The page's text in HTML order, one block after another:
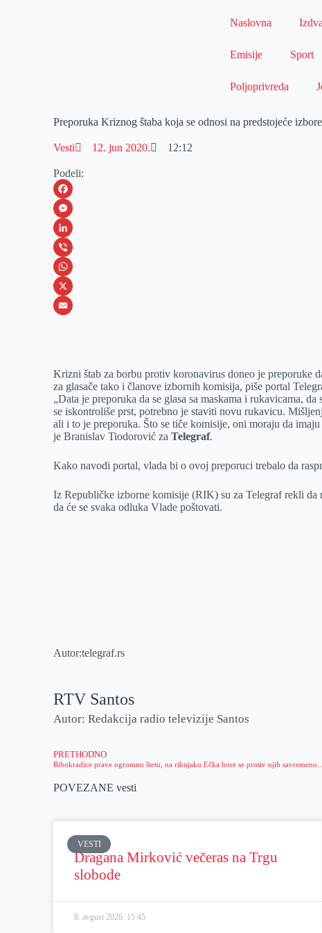
Naslovna
Emisije Sport
Poljoprivreda
Preporuka Kriznog štaba koja se odnosi na predstojeće izbore
Vesti 12. jun 2020. 12:12
Podeli:
F
a
c
e
b
o
M
e
s
s
e
r
L
i
n
k
n
V
i
b
W
h
A
p
p
X
i
l
Krizni štab za borbu protiv koronavirus doneo je preporuke
za glasače tako i članove izbornih komisija, piše portal
„Data je preporuka da se glasa sa maskama i rukavicama,
se iskontroliše prst, potrebno je staviti novu rukavicu.
ali i to je preporuka. Što se tiče komisije, oni moraju da
je Branislav Tiodorović zaTelegraf.
Kako navodi portal, vlada bi o ovoj preporuci trebalo da
Iz Republičke izborne komisije (RIK) su za Telegraf rekli
da će se svaka odluka Vlade poštovati.
Autor:telegraf.rs
RTV Santos
Autor: Redakcija radio televizije Santos
PRETHODNO
POVEZANE vesti
VESTI
Dragana Mirković večeras na Trgu
slobode
8. avgust 2026. 15:45